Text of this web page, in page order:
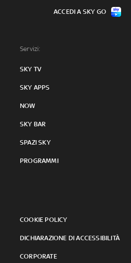
Servizi:
SKY TV
SKY APPS
NOW
SKY BAR
SPAZI SKY
PROGRAMMI
COOKIE POLICY
DICHIARAZIONE DI ACCESSIBILITÀ
CORPORATE
ACCEDI A SKY GO